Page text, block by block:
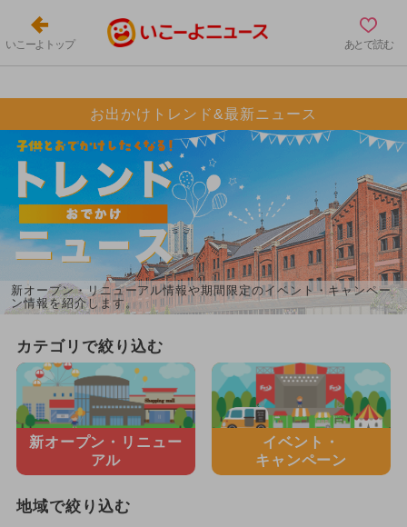
いこーよトップ あとで読む
お出かけトレンド&最新ニュース
新オープン・リニューアル情報や期間限定のイベント・キャンペー
ン情報を紹介します。
カテゴリで絞り込む
新オープン・ リニュー
アル
イベント・
キャンペーン
地域で絞り込む